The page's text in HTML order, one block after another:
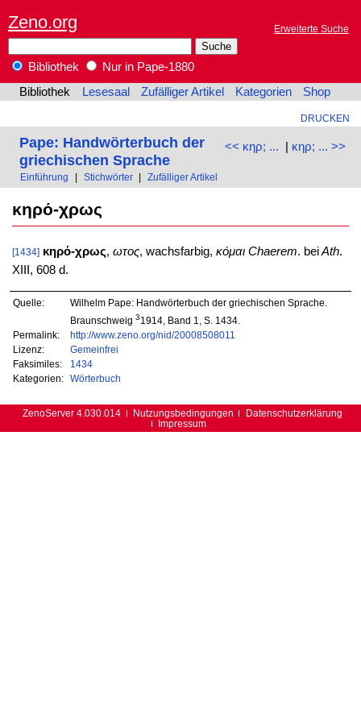
Zeno.org Erweiterte Suche
Bibliothek
Nur in Pape-1880
Bibliothek
Lesesaal Zufälliger Artikel Kategorien Shop
DRUCKEN
<< κηρ; ... | κηρ; ... >>
Pape: Handwörterbuch der
griechischen Sprache
Einführung Stichwörter Zufälliger Artikel
κηρό-χρως
[1434] κηρό-χρως, ωτος, wachsfarbig, κόμαι Chaerem. beiAth.
XIII, 608 d.
Quelle:
Wilhelm Pape: Handwörterbuch der griechischen Sprache.
Braunschweig 31914, Band 1, S. 1434.
Permalink:
http://www.zeno.org/nid/20008508011
Lizenz:
Gemeinfrei
Faksimiles:
1434
Kategorien:
Wörterbuch
ZenoServer 4.030.014 Nutzungsbedingungen
Datenschutzerklärung
Impressum